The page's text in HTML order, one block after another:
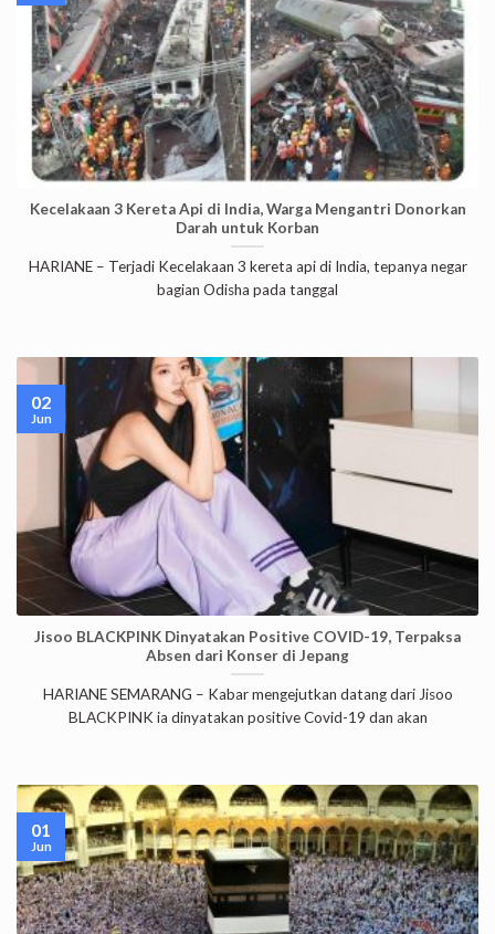
Kecelakaan 3 Kereta Api di India, Warga Mengantri Donorkan
Darah untuk Korban
HARIANE – Terjadi Kecelakaan 3 kereta api di India, tepanya negar
bagian Odisha pada tanggal
Jisoo BLACKPINK Dinyatakan Positive COVID-19, Terpaksa
Absen dari Konser di Jepang
HARIANE SEMARANG – Kabar mengejutkan datang dari Jisoo
BLACKPINK ia dinyatakan positive Covid-19 dan akan
02
Jun
01
Jun